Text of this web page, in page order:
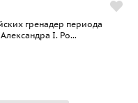
гренадер периода
I. Ро...